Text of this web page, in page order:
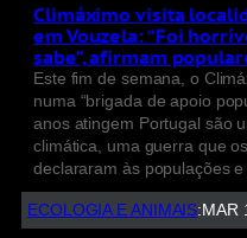
Climáximo visita
em Vouzela: “Foi
sabe”, afirmam
Este fim de semana, o
numa “brigada de apoio
anos atingem Portugal são
climática, uma guerra que
declararam às populações e
ECOLOGIA E ANIMAIS: MAR